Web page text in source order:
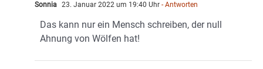
Sonnia 23. Januar 2022 um 19:40 Uhr - Antworten
Das kann nur ein Mensch schreiben, der null
Ahnung von Wölfen hat!